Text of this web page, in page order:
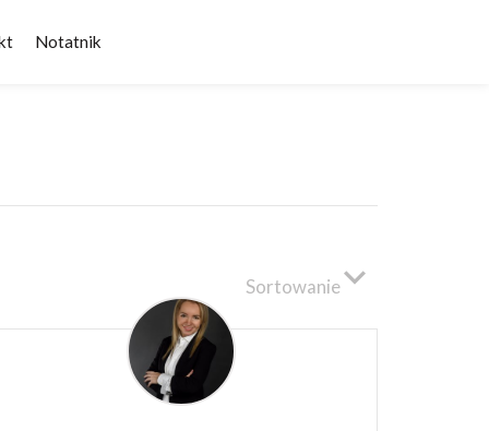
Notatnik
Sortowanie